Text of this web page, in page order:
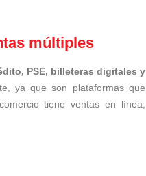
múltiples
PSE, billeteras digitales y
ya que son plataformas que
tiene ventas en línea,